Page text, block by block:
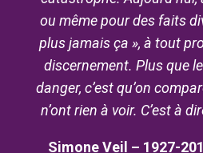
ou même pour des faits
plus jamais ça », à tout
discernement. Plus que
danger, c’est qu’on
n’ont rien à voir. C’est à
Simone Veil – 1927-